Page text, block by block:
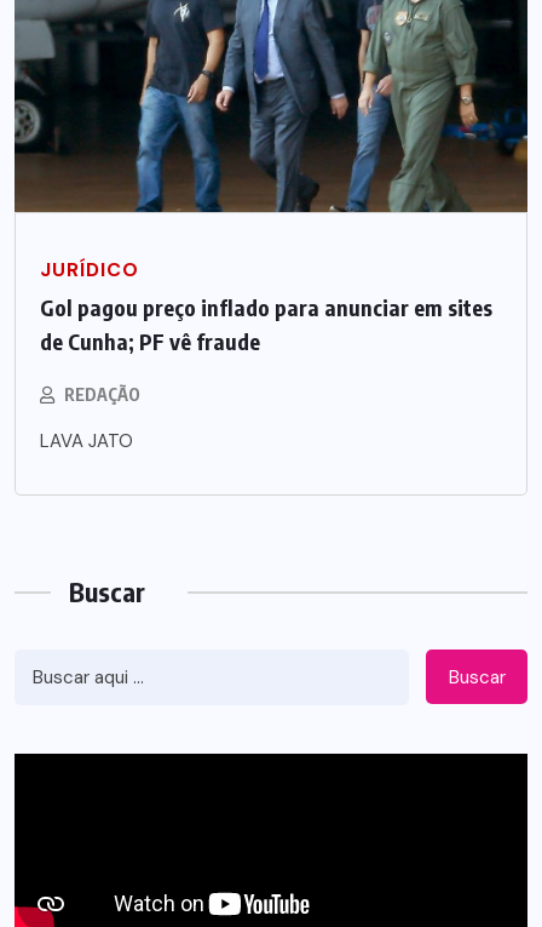
JURÍDICO
Gol pagou preço inflado para anunciar em sites
de Cunha; PF vê fraude
REDAÇÃO
LAVA JATO
Buscar
Buscar